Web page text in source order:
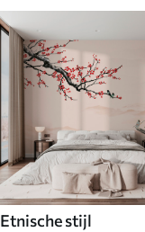
Etnische stijl